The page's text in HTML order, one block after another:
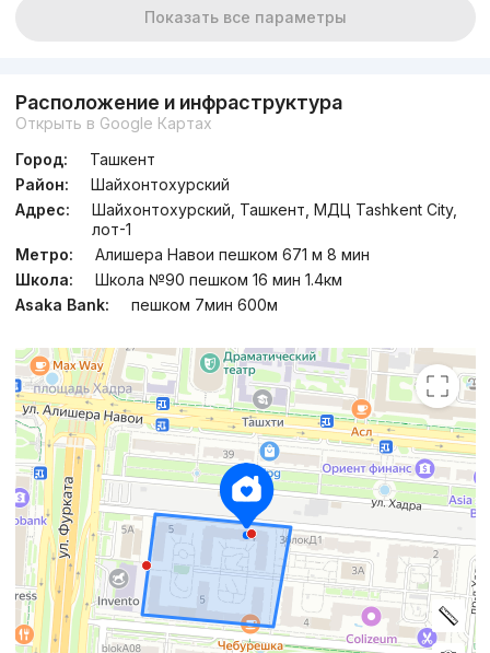
Показать все параметры
Расположение и инфраструктура
Открыть в Google Картах
Город:
Ташкент
Район:
Шайхонтохурский
Адрес:
Шайхонтохурский, Ташкент, МДЦ Tashkent City,
лот-1
Метро:
Алишера Навои пешком 671 м 8 мин
Школа:
Школа №90 пешком 16 мин 1.4км
Asaka Bank:
пешком 7мин 600м